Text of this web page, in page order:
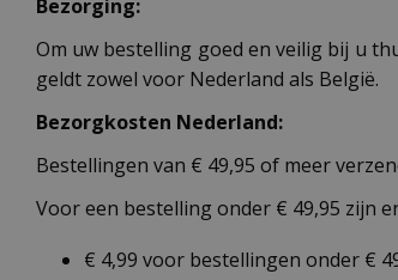
Bezorging:
Om uw bestelling goed en veilig bij u
geldt zowel voor Nederland als België.
Bezorgkosten Nederland:
Bestellingen van € 49,95 of meer
Voor een bestelling onder € 49,95 zijn
€ 4,99 voor bestellingen onder €